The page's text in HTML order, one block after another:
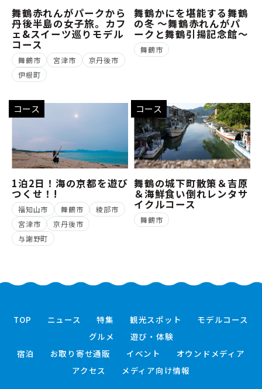
舞鶴赤れんがパークから
丹後半島の女子旅。カフ
ェ&スイーツ巡りモデル
コース
舞鶴市 宮津市
京丹後市
伊根町
舞鶴かにを堪能する舞鶴
の冬 ～舞鶴赤れんがパ
ークと舞鶴引揚記念館～
舞鶴市
コース
1泊2日！海の京都を遊び
つくせ！!
福知山市 舞鶴市
綾部市
宮津市
京丹後市
与謝野町
コース
舞鶴の城下町散策＆吉原
＆海鮮食い倒れレンタサ
イクルコース
舞鶴市
TOP ニュース 特集 観光スポット
モデルコース
グルメ
遊び・体験
宿泊
お取り寄せ通販 イベント
オウンドメディア
アクセス
メディア向け情報